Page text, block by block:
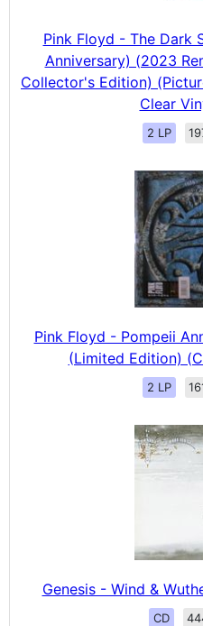
Pink Floyd - The Dark
Anniversary) (2023
Collector's Edition)
Clear
2 LP
Pink Floyd - Pompeii
(Limited Edition)
2 LP
Genesis - Wind &
CD